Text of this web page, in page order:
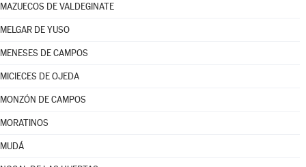
MAZUECOS DE VALDEGINATE
MELGAR DE YUSO
MENESES DE CAMPOS
MICIECES DE OJEDA
MONZÓN DE CAMPOS
MORATINOS
MUDÁ